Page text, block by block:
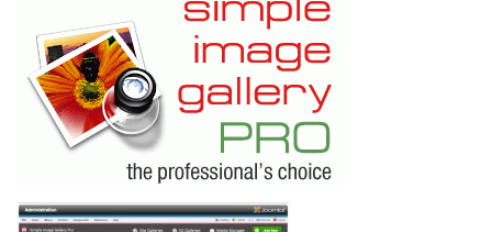
Joomla
Шаблоны Joomla
Релизы Joomla
Компоненты Joomla
Модули, плагины Joomla
Компоненты Joomla
Модули, плагины Joomla
Шаблоны Joomla
phpBB форум
Другие CMS